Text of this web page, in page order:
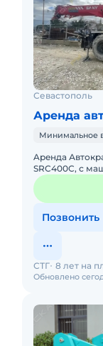
Севастополь
Аренда
Минимальное
Apeнда
SRC400C, с
техники
Позвонить
Обновлено
СТГ 8 лет на